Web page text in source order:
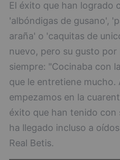
El éxito que han logrado
'albóndigas de gusano',
araña' o 'caquitas de
nuevo, pero su gusto por
siempre: "Cocinaba con
que le entretiene mucho.
empezamos en la
éxito que han tenido con
ha llegado incluso a
Real Betis.